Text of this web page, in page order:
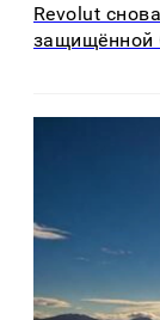
Revolut
защищённой